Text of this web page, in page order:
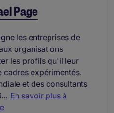
Page
les entreprises de
organisations
les profils qu'il leur
cadres expérimentés.
et des consultants
En savoir plus à